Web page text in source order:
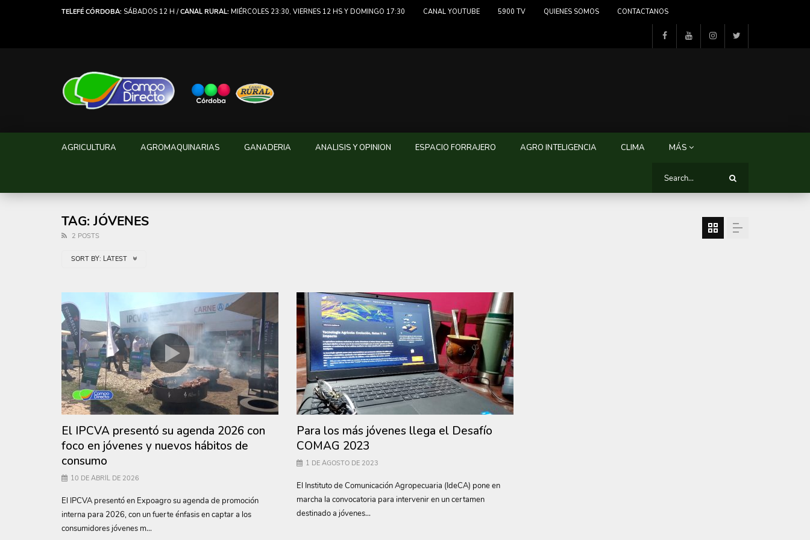
TELEFÉ CÓRDOBA: SÁBADOS 12 H /CANAL RURAL: MIÉRCOLES 23:30, VIERNES 12 HS Y DOMINGO 17:30 CANAL YOUTUBE 5900 TV QUIENES SOMOS CONTACTANOS
AGRICULTURA AGROMAQUINARIAS GANADERIA ANALISIS Y OPINION ESPACIO FORRAJERO AGRO INTELIGENCIA CLIMA MÁS
TAG: JÓVENES
2 POSTS
SORT BY: LATEST
El IPCVA presentó su agenda 2026 con
foco en jóvenes y nuevos hábitos de
consumo
10 DE ABRIL DE 2026
El IPCVA presentó en Expoagro su agenda de promoción
interna para 2026, con un fuerte énfasis en captar a los
consumidores jóvenes m...
Para los más jóvenes llega el Desafío
COMAG 2023
1 DE AGOSTO DE 2023
El Instituto de Comunicación Agropecuaria (IdeCA) pone en
marcha la convocatoria para intervenir en un certamen
destinado a jóvenes...